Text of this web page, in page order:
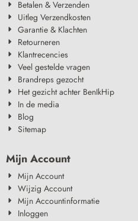
Betalen & Verzenden
Uitleg Verzendkosten
Garantie & Klachten
Retourneren
Klantrecencies
Veel gestelde vragen
Brandreps gezocht
Het gezicht achter BenIkHip
In de media
Blog
Sitemap
Mijn Account
Mijn Account
Wijzig Account
Mijn Accountinformatie
Inloggen